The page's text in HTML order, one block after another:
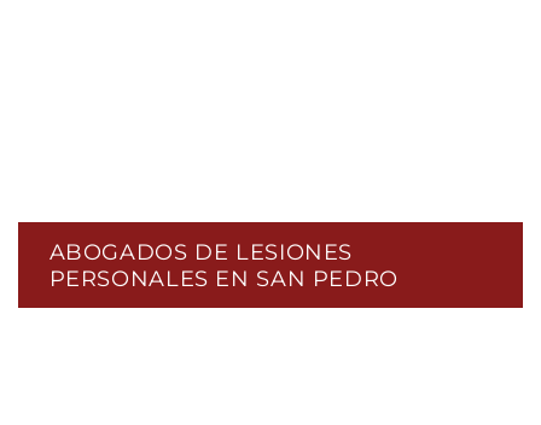
ABOGADOS DE LESIONES
PERSONALES EN SAN PEDRO